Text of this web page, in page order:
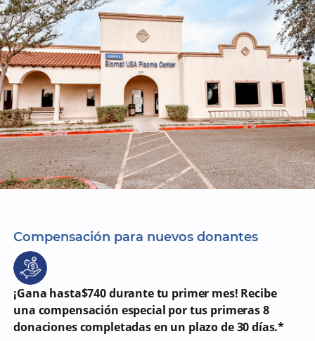
Compensación para nuevos donantes
¡Gana hasta$740 durante tu primer mes! Recibe
una compensación especial por tus primeras 8
donaciones completadas en un plazo de 30 días.*